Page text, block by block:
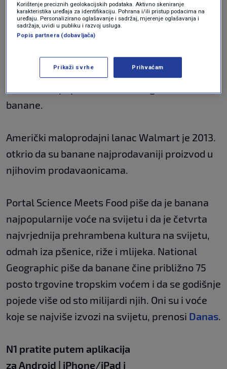
za određivanje zrelosti banana, neki
preferiraju potpuno zelene banane koje kuhaju
prije konzumiranja, dok drugi kupuju gotovo
smeđe banane koje su zbog svoje slatkoće
odličan dodatak kolačima i raznim domaćim
banane.
Američki maloprodajni lanac Walmart je 2013.
otkrio da su banane najprodavaniji proizvod u
njihovim prodavaonicama.
Portal Science Meets Food piše da je banana
najpopularnije voće na svijetu i da je četvrta
najvrjednija prehrambena kultura na svijetu,
odmah iza pšenice, riže i mlijeka. National
Geographic piše da banane čine približno 75
posto trgovine tropskim voćem i da se godišnje
pojede više od sto milijardi njih. Oni su i voće
koje se najviše izvozi na svijetu, prenosi Danas.
N1 pratite putem aplikacija
za Android | iPhone/iPad i
Korištenje preciznih geolokacijskih podataka. Aktivno skeniranje
karakteristika uređaja za identifikaciju. Pohrana i/ili pristup podacima na
uređaju. Personalizirano oglašavanje i sadržaj, mjerenje oglašavanja i
sadržaja, uvidi u publiku i razvoj usluga.
Popis partnera (dobavljača)
Prikaži svrhe Prihvaćam